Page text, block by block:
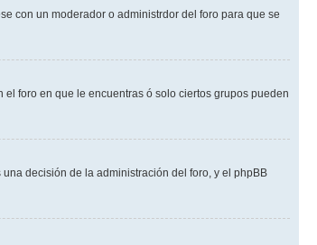
con un moderador o administrdor del foro para que se
foro en que le encuentras ó solo ciertos grupos pueden
decisión de la administración del foro, y el phpBB